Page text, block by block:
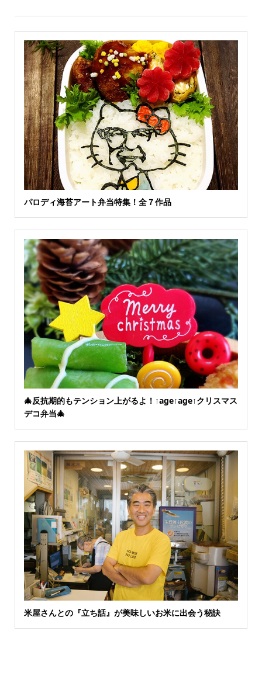
パロディ海苔アート弁当特集！全７作品
🎄反抗期的もテンション上がるよ！↑age↑age↑クリスマス
デコ弁当🎄
米屋さんとの『立ち話』が美味しいお米に出会う秘訣